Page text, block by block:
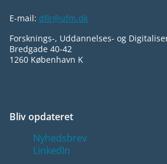
E-mail: dfir@ufm.dk
Forsknings-, Uddannelses- og
Bredgade 40-42
1260 København K
Bliv opdateret
Nyhedsbrev
LinkedIn